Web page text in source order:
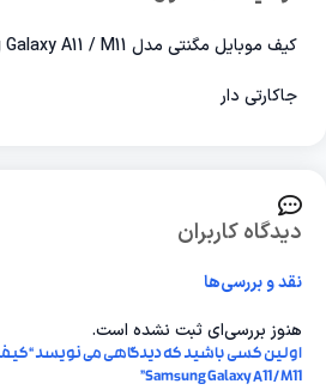
کیف موبایل مگنتی مدل Samsung Galaxy A11 / M11
جاکارتی دار
دیدگاه کاربران
نقد و بررسی‌ها
هنوز بررسی‌ای ثبت نشده است.
اولین کسی باشید که دیدگاهی می نویسد
Samsung Galaxy A11 / M11”